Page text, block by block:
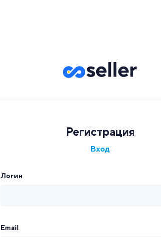
Регистрация
Вход
Логин
Email